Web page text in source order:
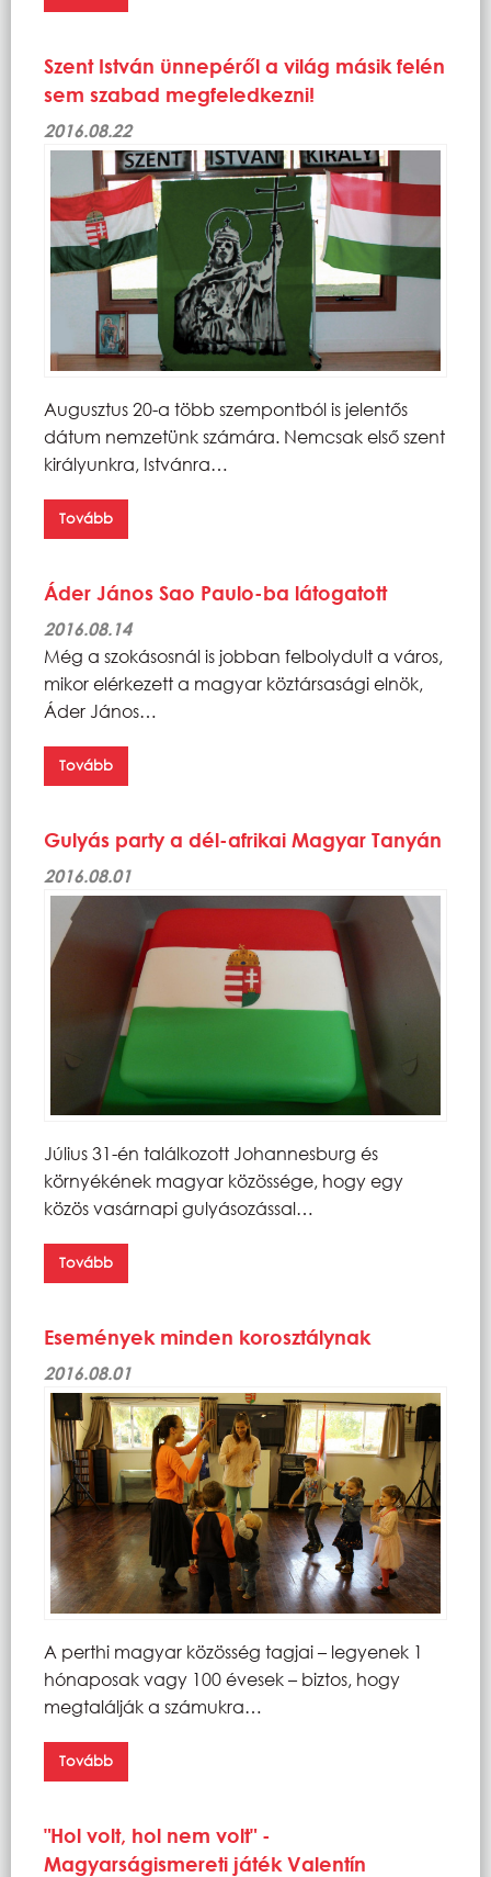
Szent István ünnepéről a világ másik felén
sem szabad megfeledkezni!
2016.08.22
Augusztus 20-a több szempontból is jelentős
dátum nemzetünk számára. Nemcsak első szent
királyunkra, Istvánra…
Tovább
Áder János Sao Paulo-ba látogatott
2016.08.14
Még a szokásosnál is jobban felbolydult a város,
mikor elérkezett a magyar köztársasági elnök,
Áder János…
Tovább
Gulyás party a dél-afrikai Magyar Tanyán
2016.08.01
Július 31-én találkozott Johannesburg és
környékének magyar közössége, hogy egy
közös vasárnapi gulyásozással…
Tovább
Események minden korosztálynak
2016.08.01
A perthi magyar közösség tagjai – legyenek 1
hónaposak vagy 100 évesek – biztos, hogy
megtalálják a számukra…
Tovább
"Hol volt, hol nem volt" -
Magyarságismereti játék Valentín